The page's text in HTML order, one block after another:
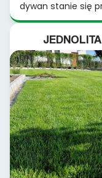
dywan stanie się